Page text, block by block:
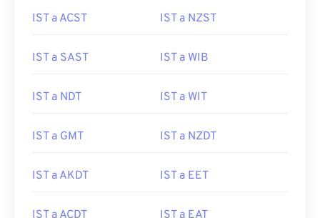
IST a ACST IST a NZST
IST a SAST IST a WIB
IST a NDT IST a WIT
IST a GMT IST a NZDT
IST a AKDT IST a EET
IST a ACDT IST a EAT